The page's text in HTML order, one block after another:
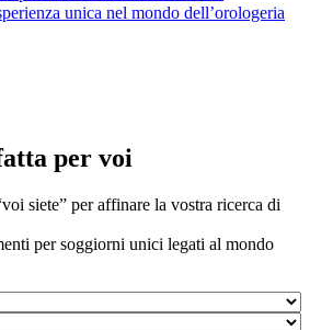
unica nel mondo dell’orologeria
per voi
siete” per affinare la vostra ricerca di
per soggiorni unici legati al mondo